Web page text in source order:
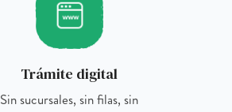
Trámite digital
Sin sucursales, sin filas, sin